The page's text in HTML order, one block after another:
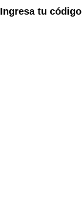
Ingresa tu código